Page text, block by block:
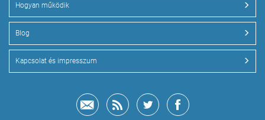
Hogyan működik
Blog
Kapcsolat és impresszum